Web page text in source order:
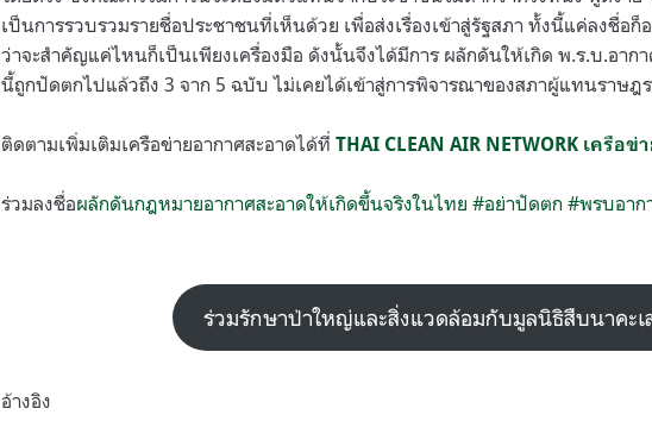
เป็นการรวบรวมรายชื่อประชาชนที่เห็นด้วย เพื่อส่งเรื่องเข้าสู่รัฐสภา ทั้งนี้แค่ลงชื่อก็
ว่าจะสำคัญแค่ไหนก็เป็นเพียงเครื่องมือ ดังนั้นจึงได้มีการ ผลักดันให้เกิด พ.ร.บ.อาก
นี้ถูกปัดตกไปแล้วถึง 3 จาก 5 ฉบับ ไม่เคยได้เข้าสู่การพิจารณาของสภาผู้แทนราษฎ
ติดตามเพิ่มเติมเครือข่ายอากาศสะอาดได้ที่ THAI CLEAN AIR NETWORK เครือ
ร่วมลงชื่อผลักดันกฎหมายอากาศสะอาดให้เกิดขึ้นจริงในไทย #อย่าปัดตก #พรบอาก
ร่วมรักษาป่าใหญ่และสิ่งแวดล้อมกับมูลนิธิสืบนาคะเ
อ้างอิง